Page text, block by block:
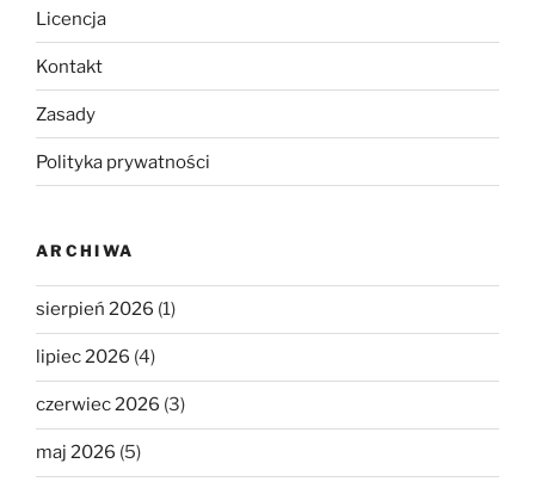
Licencja
Kontakt
Zasady
Polityka prywatności
ARCHIWA
sierpień 2026 (1)
lipiec 2026 (4)
czerwiec 2026 (3)
maj 2026 (5)